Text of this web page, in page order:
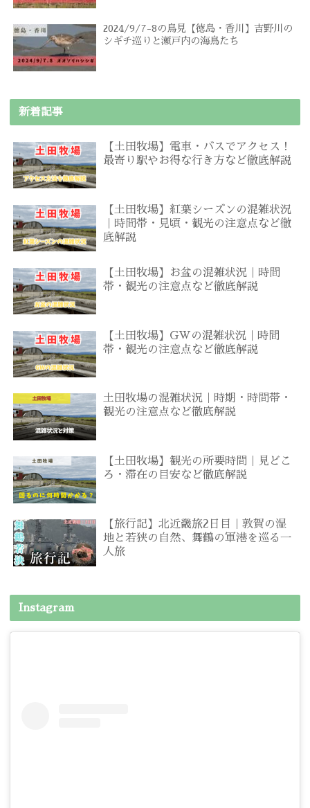
2024/9/7-8の鳥見【徳島・香川】吉野川の
シギチ巡りと瀬戸内の海鳥たち
新着記事
【土田牧場】電車・バスでアクセス！
最寄り駅やお得な行き方など徹底解説
【土田牧場】紅葉シーズンの混雑状況
｜時間帯・見頃・観光の注意点など徹
底解説
【土田牧場】お盆の混雑状況｜時間
帯・観光の注意点など徹底解説
【土田牧場】GWの混雑状況｜時間
帯・観光の注意点など徹底解説
土田牧場の混雑状況｜時期・時間帯・
観光の注意点など徹底解説
【土田牧場】観光の所要時間｜見どこ
ろ・滞在の目安など徹底解説
【旅行記】北近畿旅2日目｜敦賀の湿
地と若狭の自然、舞鶴の軍港を巡る一
人旅
Instagram